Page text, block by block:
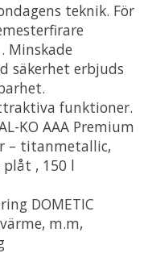
teknik. För
. Minskade
säkerhet erbjuds
funktioner.
KO AAA Premium
– titanmetallic,
plåt , 150 l
DOMETIC
m.m,